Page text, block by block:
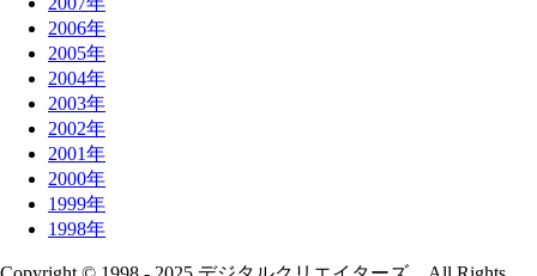
2006年
2005年
2004年
2003年
2002年
2001年
2000年
1999年
1998年